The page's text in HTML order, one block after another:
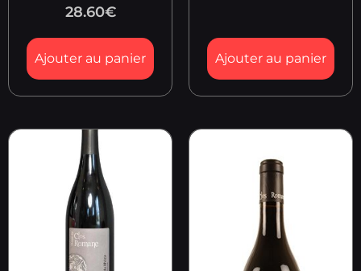
28.60€
Ajouter au panier Ajouter au panier